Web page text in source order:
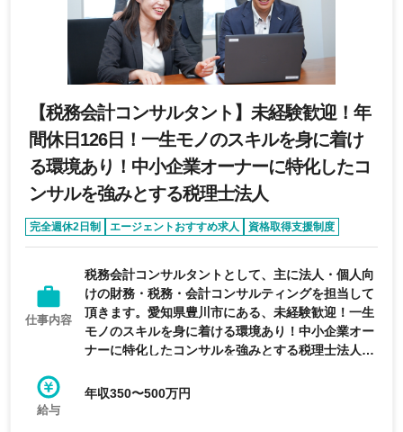
【税務会計コンサルタント】未経験歓迎！年
間休日126日！一生モノのスキルを身に着け
る環境あり！中小企業オーナーに特化したコ
ンサルを強みとする税理士法人
完全週休2日制 エージェントおすすめ求人
資格取得支援制度
急募求人
未経験可
仕事内容
税務会計コンサルタントとして、主に法人・個人向
けの財務・税務・会計コンサルティングを担当して
頂きます。愛知県豊川市にある、未経験歓迎！一生
モノのスキルを身に着ける環境あり！中小企業オー
ナーに特化したコンサルを強みとする税理士法人の
給与
年収350〜500万円